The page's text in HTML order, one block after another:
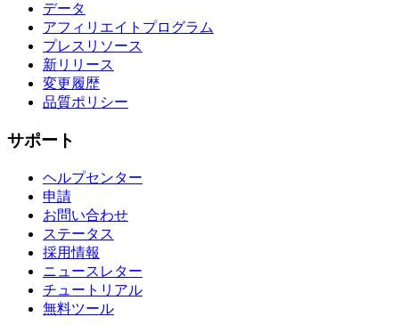
データ
アフィリエイトプログラム
プレスリソース
新リリース
変更履歴
品質ポリシー
サポート
ヘルプセンター
申請
お問い合わせ
ステータス
採用情報
ニュースレター
チュートリアル
無料ツール